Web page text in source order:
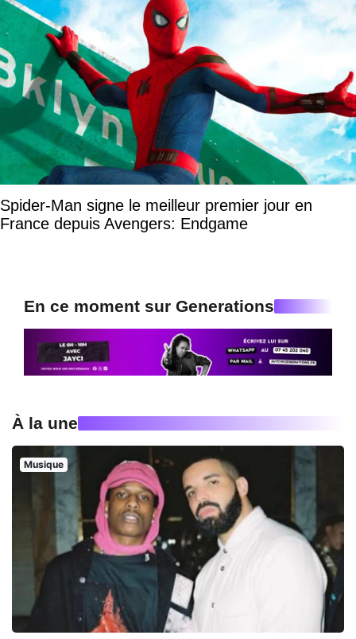
Spider-Man signe le meilleur premier jour en
France depuis Avengers: Endgame
En ce moment sur Generations
À la une
Musique